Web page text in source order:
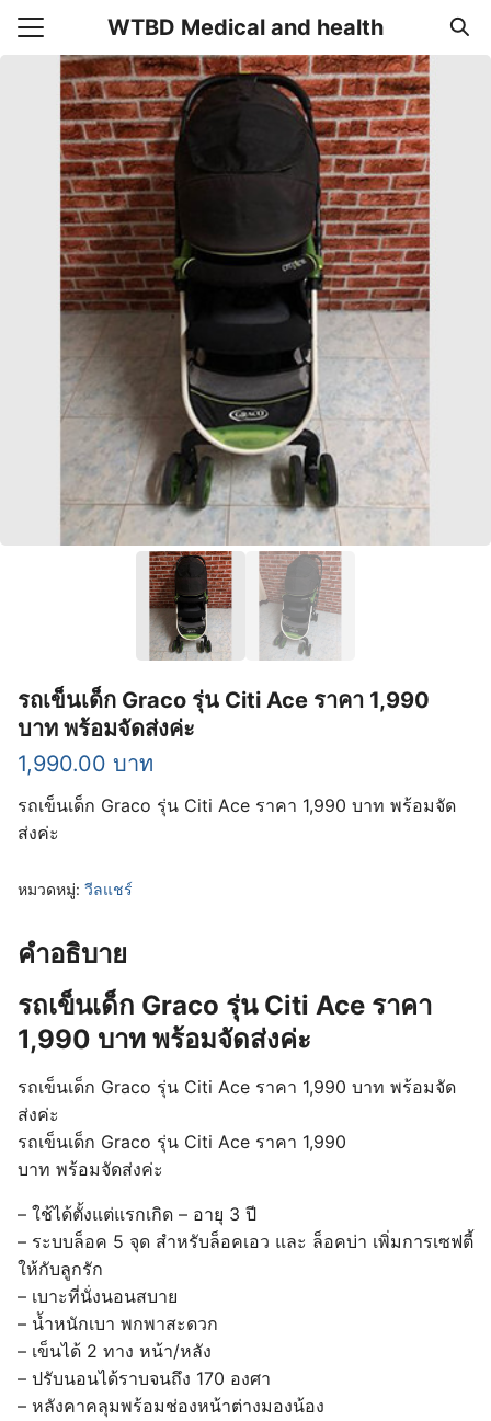
Skip
content
WTBD Medical and health
Search
รถเข็นเด็ก Graco รุ่น Citi Ace ราคา 1,990
บาท พร้อมจัดส่งค่ะ
1,990.00 บาท
รถเข็นเด็ก Graco รุ่น Citi Ace ราคา 1,990 บาท พร้อมจัด
ส่งค่ะ
หมวดหมู่: วีลแชร์
คำอธิบาย
รถเข็นเด็ก Graco รุ่น Citi Ace ราคา
1,990 บาท พร้อมจัดส่งค่ะ
รถเข็นเด็ก Graco รุ่น Citi Ace ราคา 1,990 บาท พร้อมจัด
ส่งค่ะ
รถเข็นเด็ก Graco รุ่น Citi Ace ราคา 1,990
บาท พร้อมจัดส่งค่ะ
– ใช้ได้ตั้งแต่แรกเกิด – อายุ 3 ปี
– ระบบล็อค 5 จุด สำหรับล็อคเอว และ ล็อคบ่า เพิ่มการเซฟตี้
ให้กับลูกรัก
– เบาะที่นั่งนอนสบาย
– น้ำหนักเบา พกพาสะดวก
– เข็นได้ 2 ทาง หน้า/หลัง
– ปรับนอนได้ราบจนถึง 170 องศา
– หลังคาคลุมพร้อมช่องหน้าต่างมองน้อง